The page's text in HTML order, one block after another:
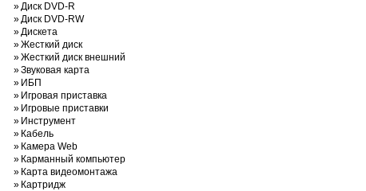
»Диск DVD-R
»Диск DVD-RW
»Дискета
»Жесткий диск
»Жесткий диск внешний
»Звуковая карта
» ИБП
» Игровая приставка
» Игровые приставки
» Инструмент
» Кабель
» Камера Web
» Карманный компьютер
» Карта видеомонтажа
» Картридж